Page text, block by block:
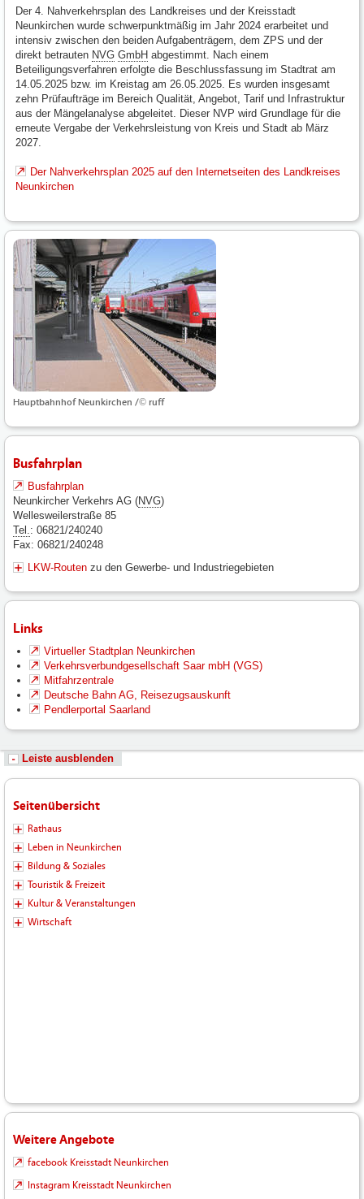
Der 4. Nahverkehrsplan des Landkreises und der Kreisstadt
Neunkirchen wurde schwerpunktmäßig im Jahr 2024 erarbeitet und
intensiv zwischen den beiden Aufgabenträgern, dem ZPS und der
direkt betrauten NVG GmbH abgestimmt. Nach einem
Beteiligungsverfahren erfolgte die Beschlussfassung im Stadtrat am
14.05.2025 bzw. im Kreistag am 26.05.2025. Es wurden insgesamt
zehn Prüfaufträge im Bereich Qualität, Angebot, Tarif und Infrastruktur
aus der Mängelanalyse abgeleitet. Dieser NVP wird Grundlage für die
erneute Vergabe der Verkehrsleistung von Kreis und Stadt ab März
2027.
Der Nahverkehrsplan 2025 auf den Internetseiten des Landkreises
Neunkirchen
Hauptbahnhof Neunkirchen /© ruff
Busfahrplan
Busfahrplan
Neunkircher Verkehrs AG (NVG)
Wellesweilerstraße 85
Tel. : 06821/240240
Fax: 06821/240248
LKW-Routen zu den Gewerbe- und Industriegebieten
Links
Virtueller Stadtplan Neunkirchen
Verkehrsverbundgesellschaft Saar mbH (VGS)
Mitfahrzentrale
Deutsche Bahn AG, Reisezugsauskunft
Pendlerportal Saarland
Leiste ausblenden
Seitenübersicht
Rathaus
Leben in Neunkirchen
Bildung & Soziales
Touristik & Freizeit
Kultur & Veranstaltungen
Wirtschaft
Weitere Angebote
facebook Kreisstadt Neunkirchen
Instagram Kreisstadt Neunkirchen